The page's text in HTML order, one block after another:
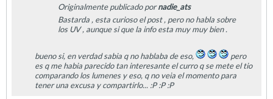
Originalmente publicado pornadie_ats
Bastarda , esta curioso el post , pero no habla sobre
los UV , aunque si que la info esta muy muy bien .
bueno si, en verdad sabia q no hablaba de eso,
pero
es q me habia parecido tan interesante el curro q se mete el tio
comparando los lumenes y eso, q no veia el momento para
tener una excusa y compartirlo... :P :P :P